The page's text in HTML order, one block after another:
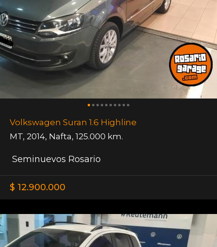
Volkswagen Suran 1.6 Highline
MT, 2014, Nafta, 125.000 km.
Seminuevos Rosario
$ 12.900.000